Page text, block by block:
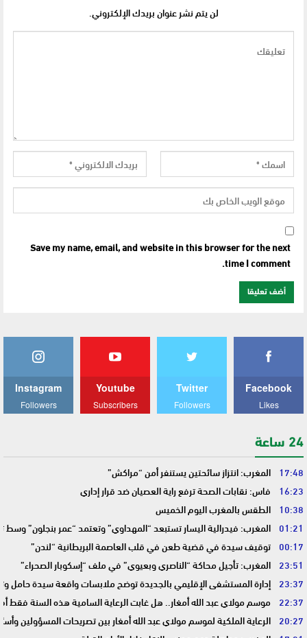
لن يتم نشر عنوان بريدك الإلكتروني.
Save my name, email, and website in this browser for the next
time I comment.
Facebook
Likes
Twitter
Followers
Youtube
Subscribers
Instagram
Followers
24 ساعة
17:48 المغرب: انتزاز سائحتين يستنفر أمن “مراكش”
16:23 فاس: نقابات الصحة ترفع راية العصيان ضد قرار إداري
10:38 الطقس بالمغرب اليوم الخميس
01:21 المغرب: فيدرالية اليسار تستبعد “المهداوي” وتعتمد “عمر بنجلون”
00:17 توقيف سيدة في قضية طعن في قلب العاصمة البريطانية “لندن”
23:51 المغرب: تأجيل محاكة “الناصري وبعيوي” في ملف “إسكوبار الصحراء”
23:37 إدارة المستشفى الإقليمي بالجديدة توضح ملابسات واقعة سيدة حامل
22:37 موسم مولاي عبد الله أمغار.. هل غابت الرعاية السامية هذه السنة فقط
20:27 الرعاية الملكية لموسم مولاي عبد الله أمغار بين تصريحات المسؤولين